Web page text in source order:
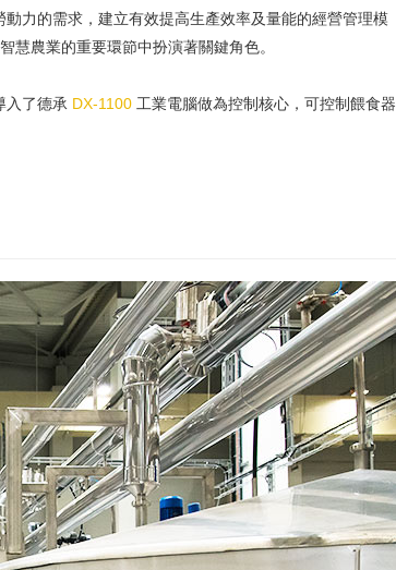
力的需求，建立有效提高生產效率及量能的經營管理模
農業的重要環節中扮演著關鍵角色。
入了德承 DX-1100 工業電腦做為控制核心，可控制餵食器